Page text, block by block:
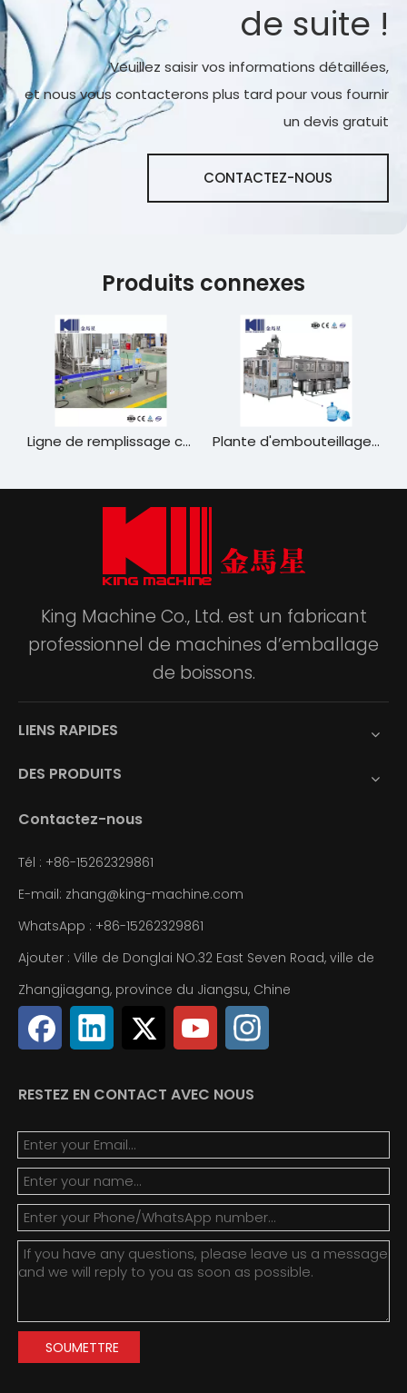
de suite !
Veuillez saisir vos informations détaillées,
et nous vous contacterons plus tard pour vous fournir
un devis gratuit
CONTACTEZ-NOUS
Produits connexes
Ligne de remplissage complète de 19 litres Plante d'embouteillage de 5 gallons d'eau
King Machine Co., Ltd. est un fabricant
professionnel de machines d’emballage
de boissons.
LIENS RAPIDES
DES PRODUITS
Contactez-nous
Tél : +86-15262329861
E-mail: zhang@king-machine.com
WhatsApp : +86-15262329861
Ajouter : Ville de Donglai NO.32 East Seven Road, ville de
Zhangjiagang, province du Jiangsu, Chine
RESTEZ EN CONTACT AVEC NOUS
SOUMETTRE